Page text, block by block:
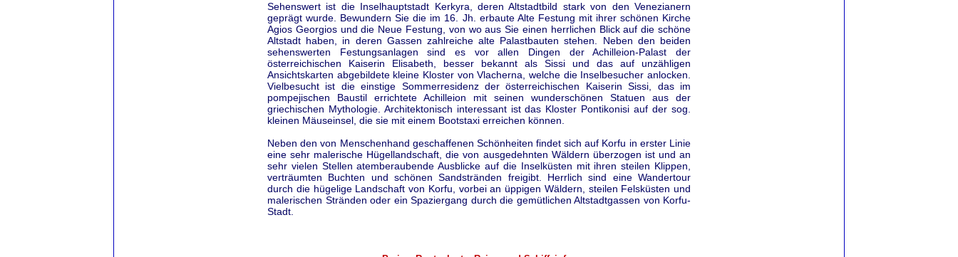
Sehenswert ist die Inselhauptstadt Kerkyra, deren Altstadtbild stark von den Venezianern
geprägt wurde. Bewundern Sie die im 16. Jh. erbaute Alte Festung mit ihrer schönen Kirche
Agios Georgios und die Neue Festung, von wo aus Sie einen herrlichen Blick auf die schöne
Altstadt haben, in deren Gassen zahlreiche alte Palastbauten stehen. Neben den beiden
sehenswerten Festungsanlagen sind es vor allen Dingen der Achilleion-Palast der
österreichischen Kaiserin Elisabeth, besser bekannt als Sissi und das auf unzähligen
Ansichtskarten abgebildete kleine Kloster von Vlacherna, welche die Inselbesucher anlocken.
Vielbesucht ist die einstige Sommerresidenz der österreichischen Kaiserin Sissi, das im
pompejischen Baustil errichtete Achilleion mit seinen wunderschönen Statuen aus der
griechischen Mythologie. Architektonisch interessant ist das Kloster Pontikonisi auf der sog.
kleinen Mäuseinsel, die sie mit einem Bootstaxi erreichen können.
Neben den von Menschenhand geschaffenen Schönheiten findet sich auf Korfu in erster Linie
eine sehr malerische Hügellandschaft, die von ausgedehnten Wäldern überzogen ist und an
sehr vielen Stellen atemberaubende Ausblicke auf die Inselküsten mit ihren steilen Klippen,
verträumten Buchten und schönen Sandstränden freigibt. Herrlich sind eine Wandertour
durch die hügelige Landschaft von Korfu, vorbei an üppigen Wäldern, steilen Felsküsten und
malerischen Stränden oder ein Spaziergang durch die gemütlichen Altstadtgassen von Korfu-
Stadt.